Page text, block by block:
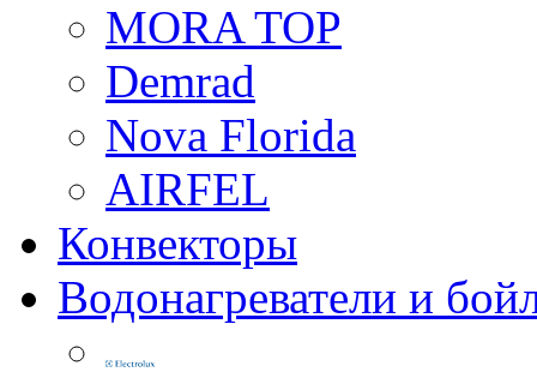
MORA TOP
Demrad
Nova Florida
AIRFEL
Конвекторы
Водонагреватели и